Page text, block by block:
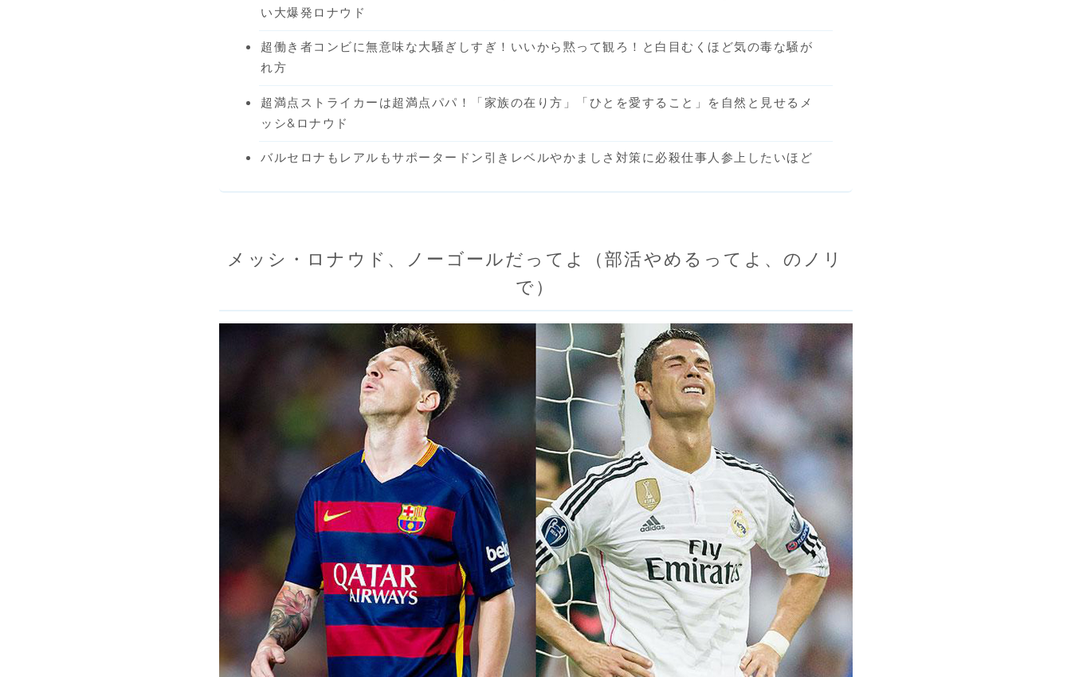
い大爆発ロナウド
超働き者コンビに無意味な大騒ぎしすぎ！いいから黙って観ろ！と白目むくほど気の毒な騒が
れ方
超満点ストライカーは超満点パパ！「家族の在り方」「ひとを愛すること」を自然と見せるメ
ッシ&ロナウド
バルセロナもレアルもサポータードン引きレベルやかましさ対策に必殺仕事人参上したいほど
メッシ・ロナウド、ノーゴールだってよ（部活やめるってよ、のノリ
で）